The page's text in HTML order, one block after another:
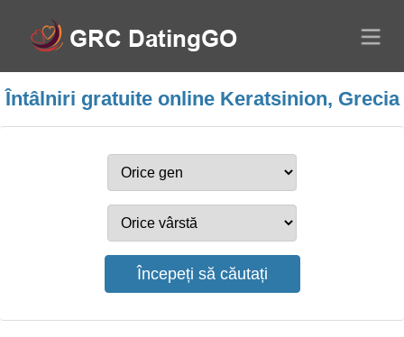
Întâlniri gratuite online Keratsinion, Grecia